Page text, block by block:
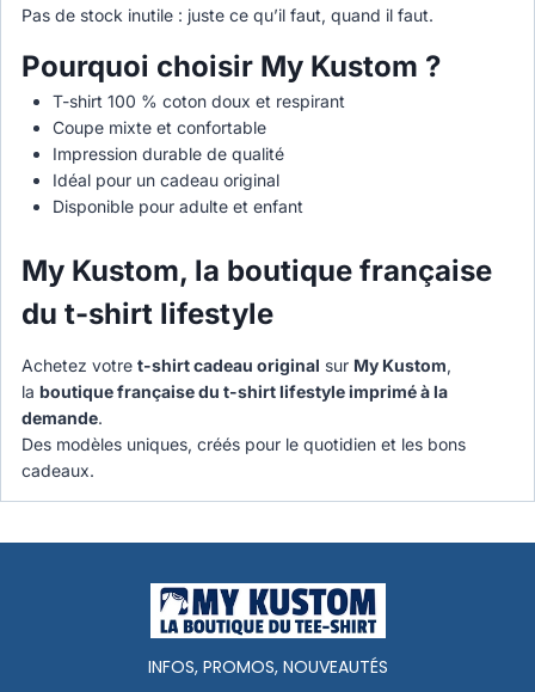
Pas de stock inutile : juste ce qu’il faut, quand il faut.
Pourquoi choisir My Kustom ?
T-shirt 100 % coton doux et respirant
Coupe mixte et confortable
Impression durable de qualité
Idéal pour un cadeau original
Disponible pour adulte et enfant
My Kustom, la boutique française
du t-shirt lifestyle
Achetez votre t-shirt cadeau original sur My Kustom,
la boutique française du t-shirt lifestyle imprimé à la
demande.
Des modèles uniques, créés pour le quotidien et les bons
cadeaux.
INFOS, PROMOS, NOUVEAUTÉS